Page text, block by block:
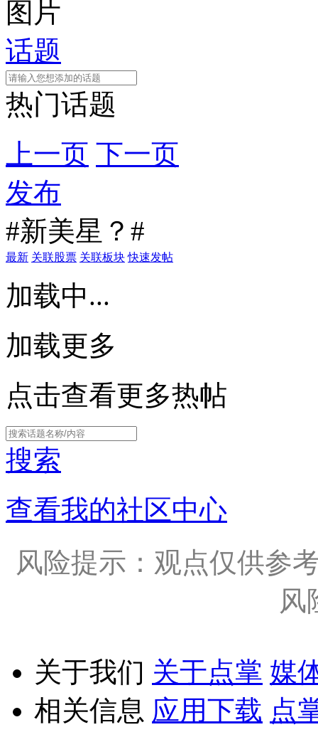
图片
话题
热门话题
上一页 下一页
发布
#新美星？#
最新 关联股票 关联板块 快速发帖
加载中...
加载更多
点击查看更多热帖
搜索
查看我的社区中心
风险提示：观点仅供参
风
关于我们 关于点掌 媒
相关信息 应用下载 点